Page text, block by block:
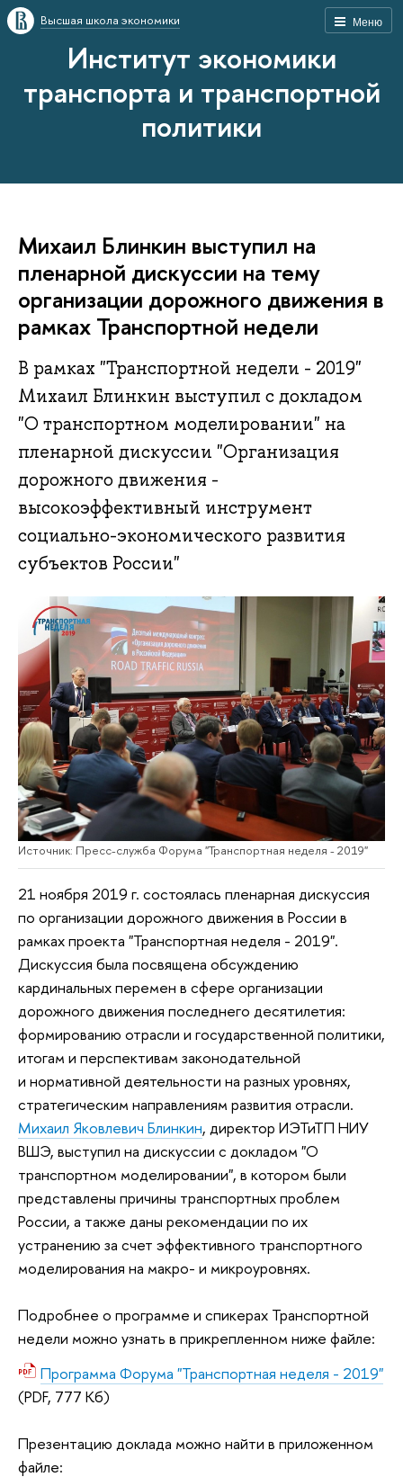
Меню
Высшая школа экономики
Институт экономики
транспорта и транспортной
политики
Михаил Блинкин выступил на
пленарной дискуссии на тему
организации дорожного движения в
рамках Транспортной недели
В рамках "Транспортной недели - 2019"
Михаил Блинкин выступил с докладом
"О транспортном моделировании" на
пленарной дискуссии "Организация
дорожного движения -
высокоэффективный инструмент
социально-экономического развития
субъектов России"
Источник: Пресс-служба Форума "Транспортная неделя - 2019"
21 ноября 2019 г. состоялась пленарная дискуссия
по организации дорожного движения в России в
рамках проекта "Транспортная неделя - 2019".
Дискуссия была посвящена обсуждению
кардинальных перемен в сфере организации
дорожного движения последнего десятилетия:
формированию отрасли и государственной политики,
итогам и перспективам законодательной
и нормативной деятельности на разных уровнях,
стратегическим направлениям развития отрасли.
Михаил Яковлевич Блинкин, директор ИЭТиТП НИУ
ВШЭ, выступил на дискуссии с докладом "О
транспортном моделировании", в котором были
представлены причины транспортных проблем
России, а также даны рекомендации по их
устранению за счет эффективного транспортного
моделирования на макро- и микроуровнях.
Подробнее о программе и спикерах Транспортной
недели можно узнать в прикрепленном ниже файле:
Программа Форума "Транспортная неделя - 2019"
(PDF, 777 Кб)
Презентацию доклада можно найти в приложенном
файле: